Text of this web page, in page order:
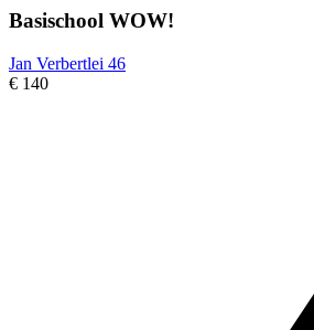
Basischool WOW!
Jan Verbertlei 46
€ 140